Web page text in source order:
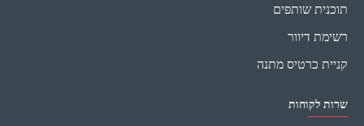
תוכנית שותפים
רשימת דיוור
קניית כרטיס מתנה
שרות לקוחות